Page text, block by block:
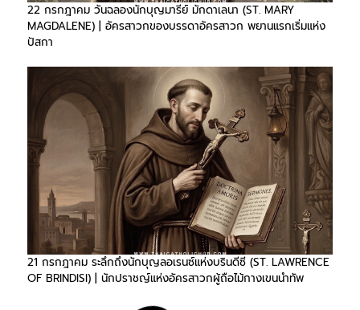
22 กรกฎาคม วันฉลองนักบุญมารีย์ มักดาเลนา (ST. MARY
MAGDALENE) | อัครสาวกของบรรดาอัครสาวก พยานแรกเริ่มแห่ง
ปัสกา
21 กรกฎาคม ระลึกถึงนักบุญลอเรนซ์แห่งบรินดีซี (ST. LAWRENCE
OF BRINDISI) | นักปราชญ์แห่งอัครสาวกผู้ถือไม้กางเขนนำทัพ